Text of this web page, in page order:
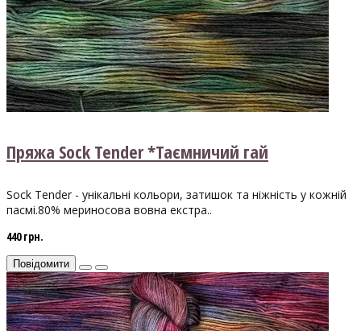
Пряжа Sock Tender *Таємничий гай
Sock Tender - унікальні кольори, затишок та ніжність у кожній
пасмі.80% мериносова вовна екстра..
440 грн.
Повідомити